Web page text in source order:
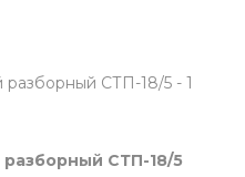
СТП-18/5